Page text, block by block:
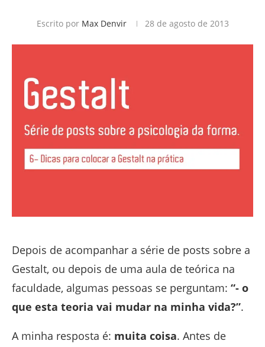
Escrito por Max Denvir 28 de agosto de 2013
Depois de acompanhar a série de posts sobre a
Gestalt, ou depois de uma aula de teórica na
faculdade, algumas pessoas se perguntam: “- o
que esta teoria vai mudar na minha vida?”.
A minha resposta é: muita coisa. Antes de